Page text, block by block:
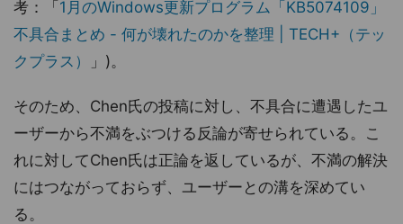
考：「1月のWindows更新プログラム「KB5074109」
不具合まとめ - 何が壊れたのかを整理 | TECH+（テッ
クプラス）
」)。
そのため、Chen氏の投稿に対し、不具合に遭遇したユ
ーザーから不満をぶつける反論が寄せられている。こ
れに対してChen氏は正論を返しているが、不満の解決
にはつながっておらず、ユーザーとの溝を深めてい
る。